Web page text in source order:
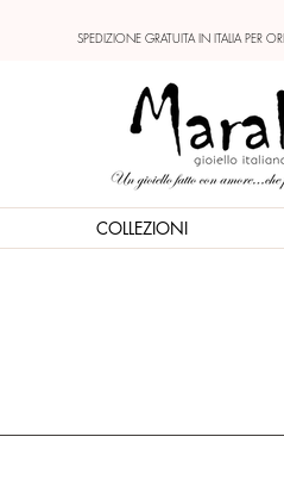
SPEDIZIONE GRATUITA IN ITALIA PER
COLLEZIONI